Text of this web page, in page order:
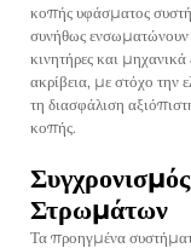
κοπής υφάσματος
συνήθως
κινητήρες και
ακρίβεια, με στόχο
τη διασφάλιση
κοπής.
Στρωμάτων
Τα προηγμένα